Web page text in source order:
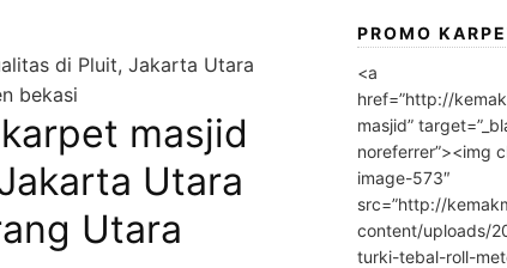
di Pluit, Jakarta Utara
bekasi
masjid
Utara
Utara
PROMO
<a
href=”http://
masjid”
noreferrer”><img
image-573″
src=”http://
content/uploads/
turki-tebal-roll-